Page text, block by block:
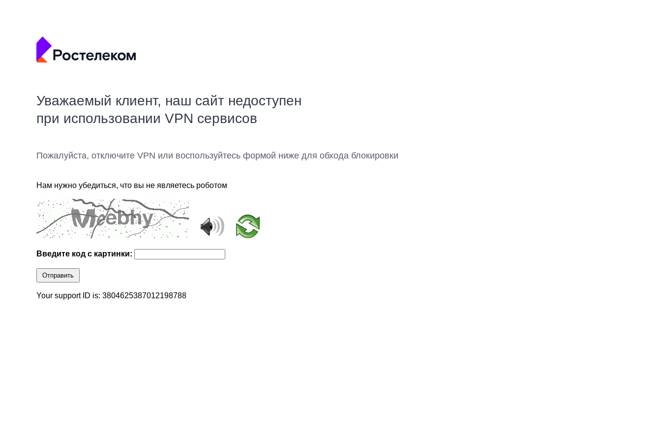
Уважаемый клиент, наш сайт недоступен
при использовании VPN сервисов
Пожалуйста, отключите VPN или воспользуйтесь формой ниже для обхода блокировки
Нам нужно убедиться, что вы не являетесь роботом
Введите код с картинки:
Отправить
Your support ID is: 3804625387012198788